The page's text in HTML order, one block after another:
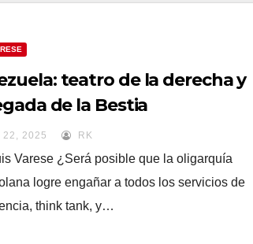
teatro de la derecha y
de la Bestia
22, 2025 RK
Varese ¿Será posible que la oligarquía
logre engañar a todos los servicios de
think tank, y…